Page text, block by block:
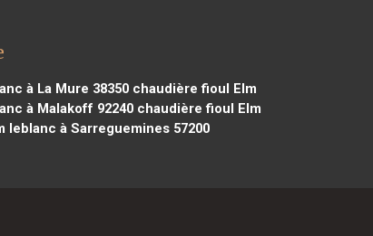
à La Mure 38350chaudière fioul Elm
à Malakoff 92240chaudière fioul Elm
à Sarreguemines 57200